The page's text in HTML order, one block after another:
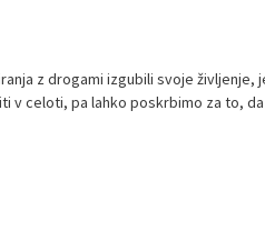
z drogami izgubili svoje življenje,
v celoti, pa lahko poskrbimo za to, da